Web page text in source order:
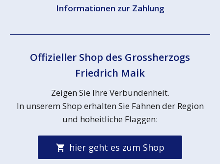
Informationen zur Zahlung
Offizieller Shop des Grossherzogs
Friedrich Maik
Zeigen Sie Ihre Verbundenheit.
In unserem Shop erhalten Sie Fahnen der Region
und hoheitliche Flaggen:
hier geht es zum Shop